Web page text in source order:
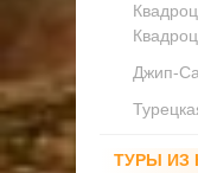
Джип-
ТУРЫ ИЗ